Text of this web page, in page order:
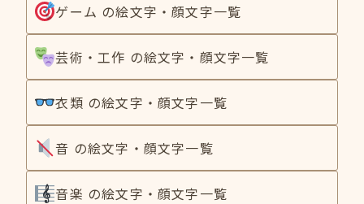
ゲーム の絵文字・顔文字一覧
芸術・工作 の絵文字・顔文字一覧
衣類 の絵文字・顔文字一覧
音 の絵文字・顔文字一覧
音楽 の絵文字・顔文字一覧